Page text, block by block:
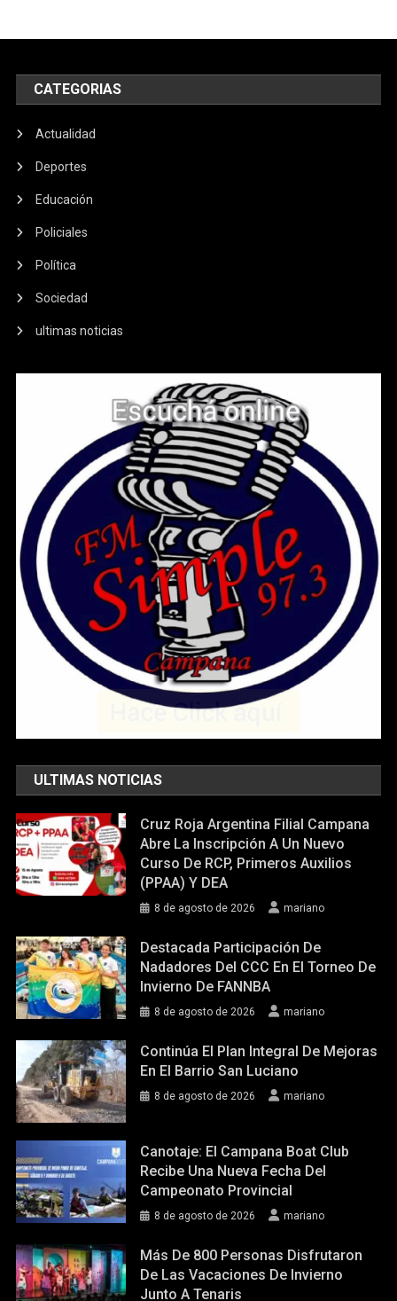
CATEGORIAS
Actualidad
Deportes
Educación
Policiales
Política
Sociedad
ultimas noticias
ULTIMAS NOTICIAS
Cruz Roja Argentina Filial Campana
Abre La Inscripción A Un Nuevo
Curso De RCP, Primeros Auxilios
(PPAA) Y DEA
8 de agosto de 2026 mariano
Destacada Participación De
Nadadores Del CCC En El Torneo De
Invierno De FANNBA
8 de agosto de 2026 mariano
Continúa El Plan Integral De Mejoras
En El Barrio San Luciano
8 de agosto de 2026 mariano
Canotaje: El Campana Boat Club
Recibe Una Nueva Fecha Del
Campeonato Provincial
8 de agosto de 2026 mariano
Más De 800 Personas Disfrutaron
De Las Vacaciones De Invierno
Junto A Tenaris